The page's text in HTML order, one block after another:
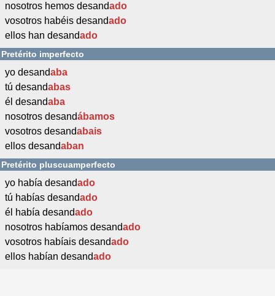
nosotros hemos desandado
vosotros habéis desandado
ellos han desandado
Pretérito imperfecto
yo desandaba
tú desandabas
él desandaba
nosotros desandábamos
vosotros desandabais
ellos desandaban
Pretérito pluscuamperfecto
yo había desandado
tú habías desandado
él había desandado
nosotros habíamos desandado
vosotros habíais desandado
ellos habían desandado